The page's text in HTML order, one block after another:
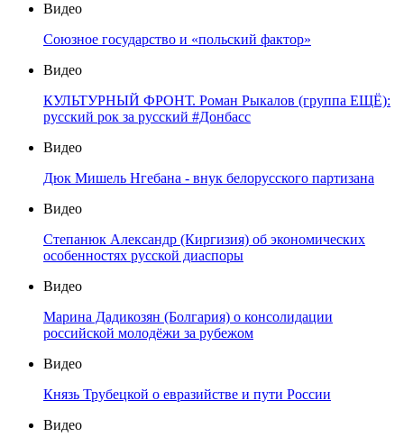
Видео
Союзное государство и «польский фактор»
Видео
КУЛЬТУРНЫЙ ФРОНТ. Роман Рыкалов (группа ЕЩЁ):
русский рок за русский #Донбасс
Видео
Дюк Мишель Нгебана - внук белорусского партизана
Видео
Степанюк Александр (Киргизия) об экономических
особенностях русской диаспоры
Видео
Марина Дадикозян (Болгария) о консолидации
российской молодёжи за рубежом
Видео
Князь Трубецкой о евразийстве и пути России
Видео